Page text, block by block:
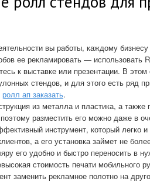
вы работы, каждому
ее рекламировать — использовать
к выставке или презентации. В
стендов, и для этого есть ряд
ролл ап заказать.
из металла и пластика, а также
разместить его можно даже в
инструмент, который легко и
а его установка займет не
его удобно и быстро переносить в
стоимость печати мобильного
заменить рекламное полотно на